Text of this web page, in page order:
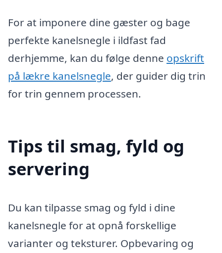
For at imponere dine gæster og bage
perfekte kanelsnegle i ildfast fad
derhjemme, kan du følge denne opskrift
på lækre kanelsnegle, der guider dig trin
for trin gennem processen.
Tips til smag, fyld og
servering
Du kan tilpasse smag og fyld i dine
kanelsnegle for at opnå forskellige
varianter og teksturer. Opbevaring og